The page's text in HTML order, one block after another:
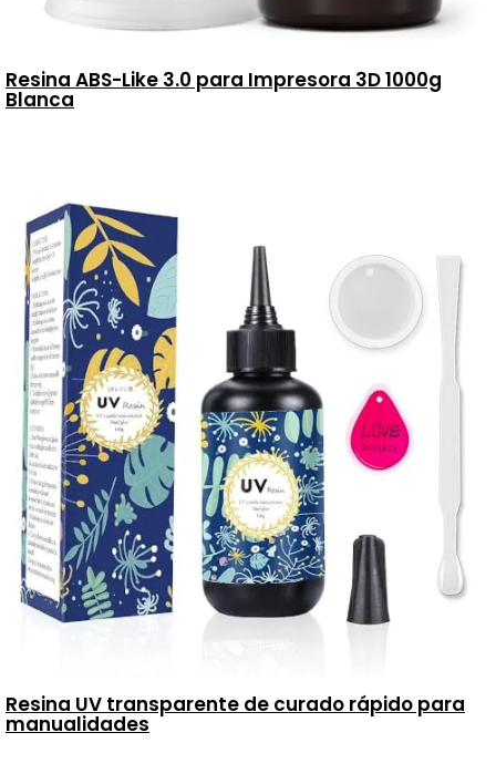
Resina ABS-Like 3.0 para Impresora 3D 1000g
Blanca
Resina UV transparente de curado rápido para
manualidades